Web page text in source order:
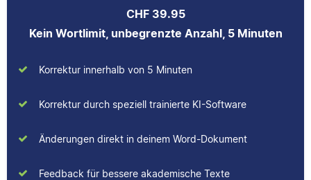
unterstützt sie
Lektorin, sondern auch
hilfreicher Artikel für
Wissensdatenbank.
CHF 39.95
Kein Wortlimit, unbegrenzte Anzahl, 5 Minuten
Korrektur innerhalb von 5 Minuten
Korrektur durch speziell trainierte KI-Software
Änderungen direkt in deinem Word-Dokument
Feedback für bessere akademische Texte